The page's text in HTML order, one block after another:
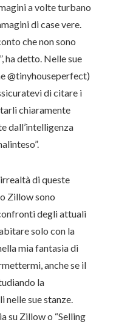
a volte turbano
di case vere.
che non sono
ha detto. Nelle sue
@tinyhouseperfect)
di citare i
chiaramente
dall’intelligenza
di queste
Zillow sono
degli attuali
solo con la
mia fantasia di
anche se il
la
nelle sue stanze.
su Zillow o “Selling